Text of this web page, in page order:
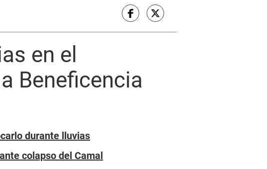
en el
Beneficencia
durante lluvias
colapso del Camal